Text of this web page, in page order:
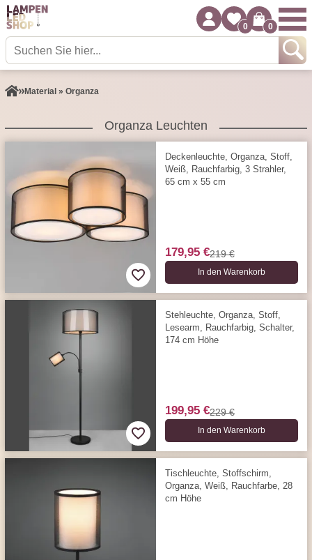
0 0
Material » Organza
Organza Leuchten
Deckenleuchte, Organza, Stoff,
Weiß, Rauchfarbig, 3 Strahler,
65 cm x 55 cm
179,95 €219 €
In den Warenkorb
Stehleuchte, Organza, Stoff,
Lesearm, Rauchfarbig, Schalter,
174 cm Höhe
199,95 €229 €
In den Warenkorb
Tischleuchte, Stoffschirm,
Organza, Weiß, Rauchfarbe, 28
cm Höhe